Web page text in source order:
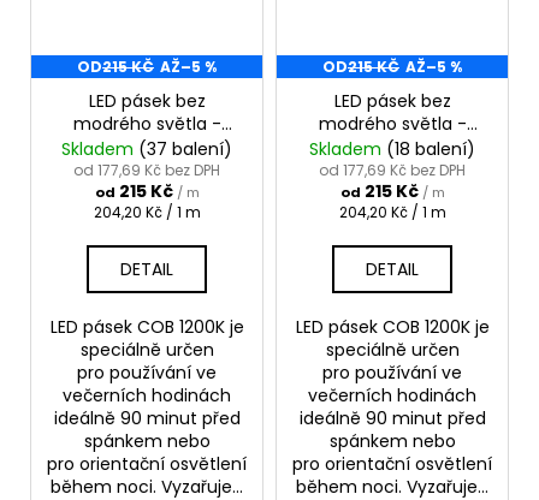
OD215 KČ AŽ–5 %
LED pásek bez
modrého světla -
oranžový 24V 1300K
12W
Skladem (37 balení)
od 177,69 Kč bez DPH
od 215 Kč / m
Měrná
204,20 Kč / 1 m
DETAIL
LED pásek COB 1200K je
speciálně určen
pro používání ve
večerních hodinách
ideálně 90 minut před
spánkem nebo
pro orientační osvětlení
během noci. Vyzařuje...
OD215 KČ AŽ–5 %
LED pásek bez
modrého světla -
červený 24V 1000K 12W
Skladem (18 balení)
od 177,69 Kč bez DPH
od 215 Kč / m
Měrná
204,20 Kč / 1 m
DETAIL
LED pásek COB 1200K je
speciálně určen
pro používání ve
večerních hodinách
ideálně 90 minut před
spánkem nebo
pro orientační osvětlení
během noci. Vyzařuje...